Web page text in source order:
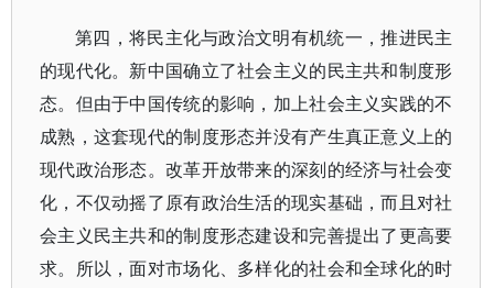
第四，将民主化与政治文明有机统一，推进民主
的现代化。新中国确立了社会主义的民主共和制度形
态。但由于中国传统的影响，加上社会主义实践的不
成熟，这套现代的制度形态并没有产生真正意义上的
现代政治形态。改革开放带来的深刻的经济与社会变
化，不仅动摇了原有政治生活的现实基础，而且对社
会主义民主共和的制度形态建设和完善提出了更高要
求。所以，面对市场化、多样化的社会和全球化的时